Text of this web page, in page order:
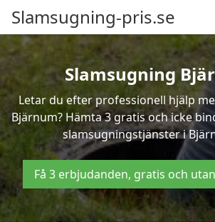
Slamsugning-pris.se
Slamsugning
Letar du efter professionell hjälp
Bjärnum? Hämta 3 gratis och icke
slamsugningstjänster i
Få 3 erbjudanden, gratis och